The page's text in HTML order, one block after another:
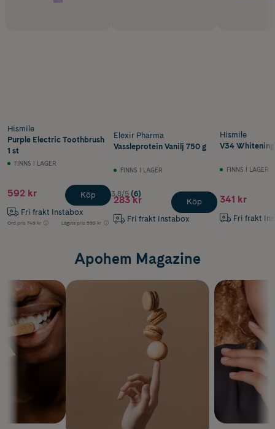
Hismile
Purple Electric Toothbrush
1 st
FINNS I LAGER
592 kr
Fri frakt Instabox
Ord.pris 749 kr Lägsta pris 599 kr
Köp
Elexir Pharma
Vassleprotein Vanilj 750 g
FINNS I LAGER
3.8/5 (6)
283 kr
Fri frakt Instabox
Köp
Hismile
V34
FINNS I LAGER
341 kr
Fri frakt
Apohem Magazine